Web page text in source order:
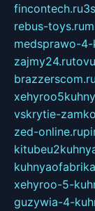
fincontech.ru
rebus-toys.ru
medsprawo-4-
zajmy24.ru
brazzerscom.ru
vskrytie-
zed-online.ru
xehyroo-5-
guzywia-4-